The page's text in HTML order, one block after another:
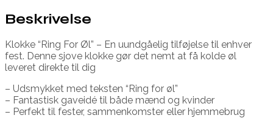
Beskrivelse
Klokke “Ring For Øl” – En uundgåelig tilføjelse til enhver
fest. Denne sjove klokke gør det nemt at få kolde øl
leveret direkte til dig
– Udsmykket med teksten “Ring for øl”
– Fantastisk gaveidé til både mænd og kvinder
– Perfekt til fester, sammenkomster eller hjemmebrug